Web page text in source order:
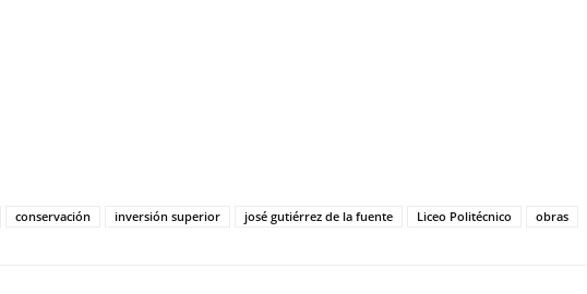
conservación inversión superior josé gutiérrez de la fuente Liceo Politécnico obras